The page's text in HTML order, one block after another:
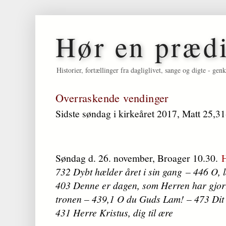
Hør en
Historier, fortællinger fra dagliglivet, sange og digte -
Overraskende vendinger
Sidste søndag i kirkeåret 2017, Matt
Søndag d. 26. november, Broager 10.30.
732 Dybt hælder året i sin gang – 446 O,
403 Denne er dagen, som Herren har
tronen – 439,1 O du Guds Lam! – 473
431 Herre Kristus, dig til ære